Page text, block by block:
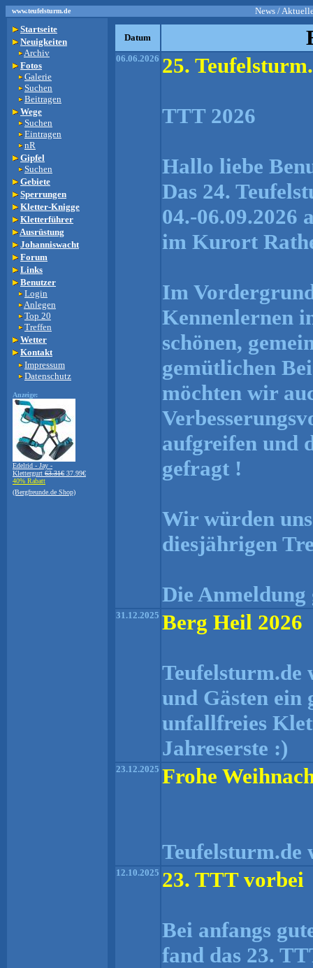
www.teufelsturm.de
News /
Startseite
Neuigkeiten
Archiv
Fotos
Galerie
Suchen
Beitragen
Wege
Suchen
Eintragen
nR
Gipfel
Suchen
Gebiete
Sperrungen
Kletter-Knigge
Kletterführer
Ausrüstung
Johanniswacht
Forum
Links
Benutzer
Login
Anlegen
Top 20
Treffen
Wetter
Kontakt
Impressum
Datenschutz
Anzeige:
Edelrid - Jay -
Klettergurt 63.31€ 37.99€
40% Rabatt
(Bergfreunde.de Shop)
Datum
06.06.2026 25.
TTT 2026
Hallo liebe
Das 24.
04.-06.09.2026
im Kurort
Im
Kennenlernen
schönen,
gemütlichen
möchten wir
aufgreifen und
gefragt !
Wir würden
diesjährigen
Die
31.12.2025 Berg Heil 2026
Teufelsturm.de
und Gästen ein
unfallfreies
Jahreserste :)
23.12.2025 Frohe
Teufelsturm.de
12.10.2025 23. TTT vorbei
Bei anfangs
fand das 23.